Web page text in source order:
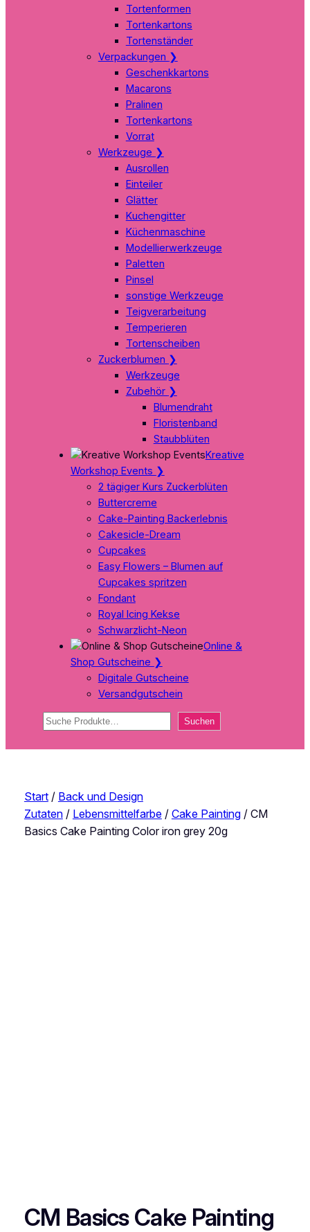
Tortenformen
Tortenkartons
Tortenständer
Verpackungen ❯
Geschenkkartons
Macarons
Pralinen
Tortenkartons
Vorrat
Werkzeuge ❯
Ausrollen
Einteiler
Glätter
Kuchengitter
Küchenmaschine
Modellierwerkzeuge
Paletten
Pinsel
sonstige Werkzeuge
Teigverarbeitung
Temperieren
Tortenscheiben
Zuckerblumen ❯
Werkzeuge
Zubehör ❯
Blumendraht
Floristenband
Staubblüten
Kreative
Workshop Events ❯
2 tägiger Kurs Zuckerblüten
Buttercreme
Cake-Painting Backerlebnis
Cakesicle-Dream
Cupcakes
Easy Flowers – Blumen auf
Cupcakes spritzen
Fondant
Royal Icing Kekse
Schwarzlicht-Neon
Online &
Shop Gutscheine ❯
Digitale Gutscheine
Versandgutschein
Suchen Suchen
Start/ Back und Design
Zutaten/ Lebensmittelfarbe/ Cake Painting/ CM
Basics Cake Painting Color iron grey 20g
CM Basics Cake Painting